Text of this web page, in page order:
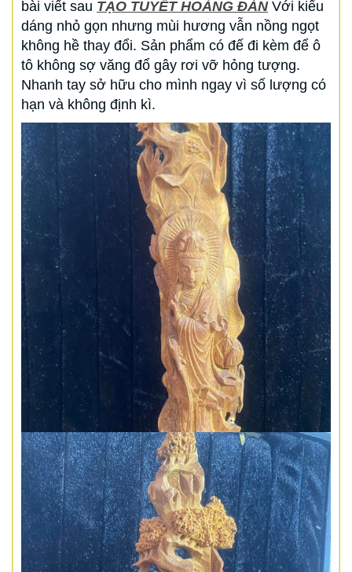
bài viết sau TẠO TUYẾT HOÀNG ĐÀNVới kiểu
dáng nhỏ gọn nhưng mùi hương vẫn nồng ngọt
không hề thay đổi. Sản phẩm có đế đi kèm để ô
tô không sợ văng đổ gây rơi vỡ hỏng tượng.
Nhanh tay sở hữu cho mình ngay vì số lượng có
hạn và không định kì.